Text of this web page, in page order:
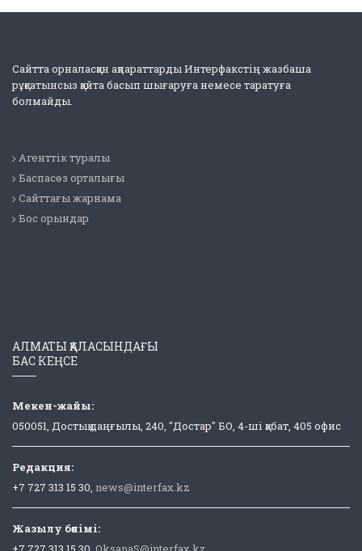
Сайтта орналасқан ақпараттарды Интерфакстің жазбаша
рұқсатынсыз қайта басып шығаруға немесе таратуға
болмайды.
Агенттік туралы
Баспасөз орталығы
Сайттағы жарнама
Бос орындар
АЛМАТЫ ҚАЛАСЫНДАҒЫ
БАС КЕҢСЕ
Мекен-жайы:
050051, Достық даңғылы, 240, "Достар" БО, 4-ші қабат, 405 офис
Редакция:
+7 727 313 15 30, news@interfax.kz
Жазылу бөлімі: